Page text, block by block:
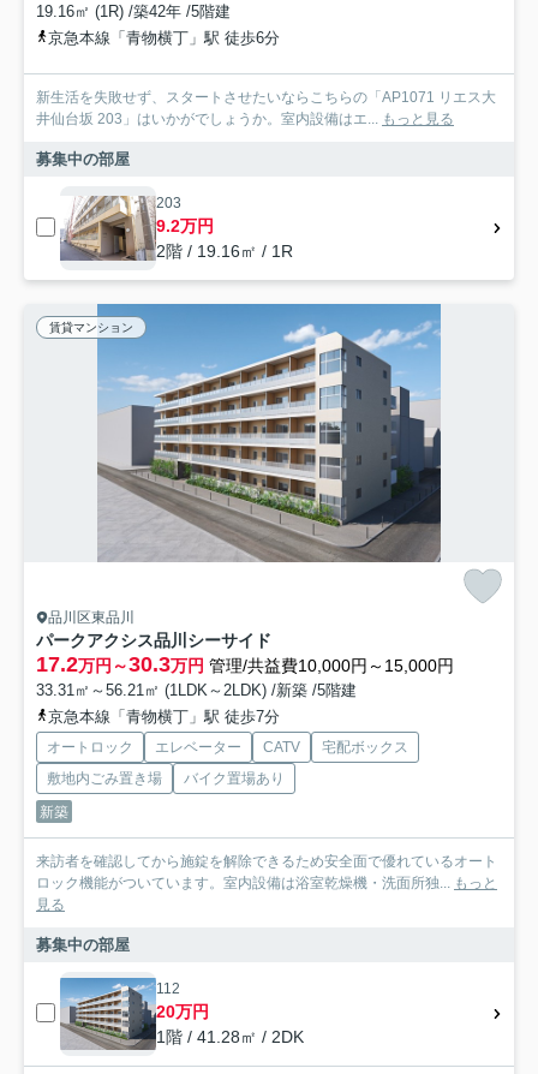
19.16㎡ (1R) /築42年 /5階建
京急本線「青物横丁」駅 徒歩6分
新生活を失敗せず、スタートさせたいならこちらの「AP1071 リエス大
井仙台坂 203」はいかがでしょうか。室内設備はエ... もっと見る
募集中の部屋
203
9.2万円
2階 / 19.16㎡ / 1R
賃貸マンション
品川区東品川
パークアクシス品川シーサイド
17.2万円～30.3万円 管理/共益費10,000円～15,000円
33.31㎡～56.21㎡ (1LDK～2LDK) /新築 /5階建
京急本線「青物横丁」駅 徒歩7分
オートロック エレベーター CATV
宅配ボックス
敷地内ごみ置き場
バイク置場あり
新築
来訪者を確認してから施錠を解除できるため安全面で優れているオート
ロック機能がついています。室内設備は浴室乾燥機・洗面所独... もっと
見る
募集中の部屋
112
20万円
1階 / 41.28㎡ / 2DK